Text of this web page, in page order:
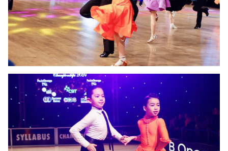
Video Shorts video
VTV Money VTV Thể thao
Thị trường 24h Tấm lòng Việt
VTV4 Vươn mình bằng AI